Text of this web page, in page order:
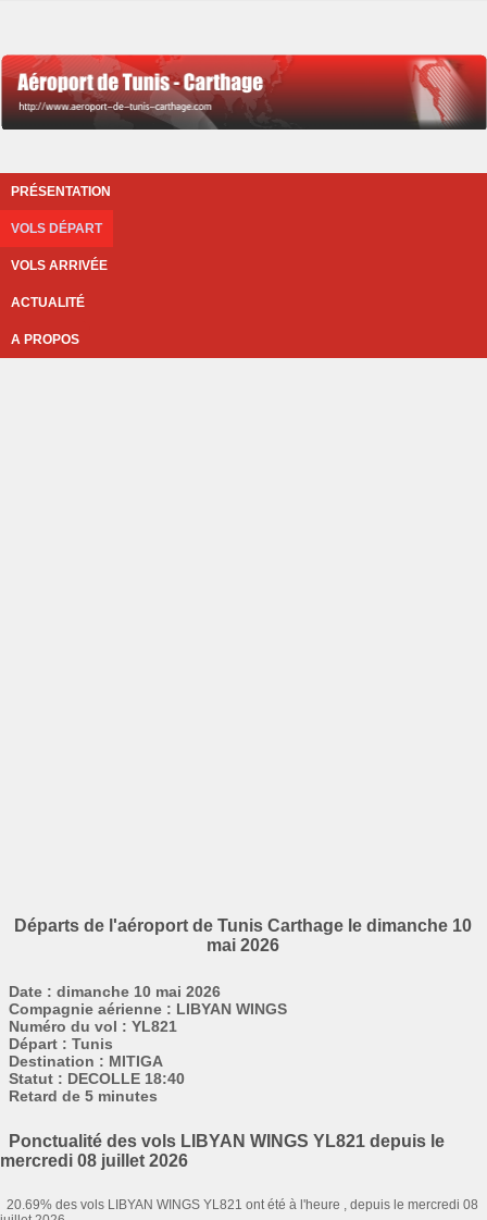
PRÉSENTATION
VOLS DÉPART
VOLS ARRIVÉE
ACTUALITÉ
A PROPOS
Départs de l'aéroport de Tunis Carthage le dimanche 10
mai 2026
Date : dimanche 10 mai 2026
Compagnie aérienne : LIBYAN WINGS
Numéro du vol : YL821
Départ : Tunis
Destination : MITIGA
Statut : DECOLLE 18:40
Retard de 5 minutes
Ponctualité des vols LIBYAN WINGS YL821 depuis le
mercredi 08 juillet 2026
20.69% des vols LIBYAN WINGS YL821 ont été à l'heure , depuis le mercredi 08